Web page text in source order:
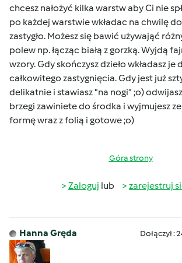
chcesz nałożyć kilka warstw aby Ci nie
po każdej warstwie wkładac na chwilę
zastygło. Możesz się bawić używająć
polew np. łącząc białą z gorzką. Wyjdą
wzory. Gdy skończysz dzieło wkładasz
całkowitego zastygnięcia. Gdy jest już
delikatnie i stawiasz "na nogi" ;o)
brzegi zawiniete do środka i wyjmujesz
formę wraz z folią i gotowe ;o)
Góra strony
Zaloguj lub zarejestruj
Hanna Gręda Dołączył :